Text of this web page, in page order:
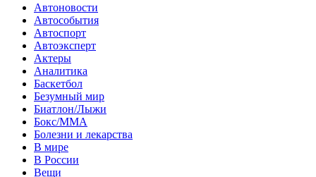
Автоновости
Автособытия
Автоспорт
Автоэксперт
Актеры
Аналитика
Баскетбол
Безумный мир
Биатлон/Лыжи
Бокс/MMA
Болезни и лекарства
В мире
В России
Вещи